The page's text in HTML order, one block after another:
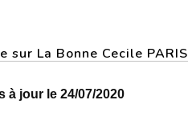
sur La Bonne Cecile
à jour le 24/07/2020